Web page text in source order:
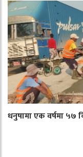
धनुषामा एक वर्षमा ५७